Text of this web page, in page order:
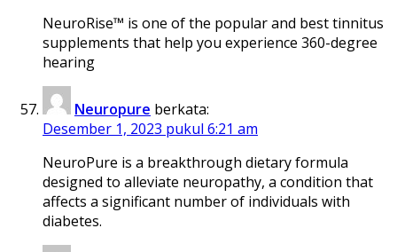
NeuroRise™ is one of the popular and best tinnitus
supplements that help you experience 360-degree
hearing
Neuropure berkata:
Desember 1, 2023 pukul 6:21 am
NeuroPure is a breakthrough dietary formula
designed to alleviate neuropathy, a condition that
affects a significant number of individuals with
diabetes.